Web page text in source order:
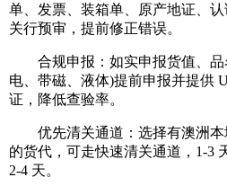
单、发票、装箱单、原产地证、
关行预审，提前修正错误。
合规申报：如实申报货值、品
电、带磁、液体)提前申报并提供
证，降低查验率。
优先清关通道：选择有澳洲本
的货代，可走快速清关通道，1-3
2-4 天。